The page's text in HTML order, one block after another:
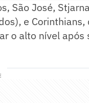
São José,
e
o alto nível após